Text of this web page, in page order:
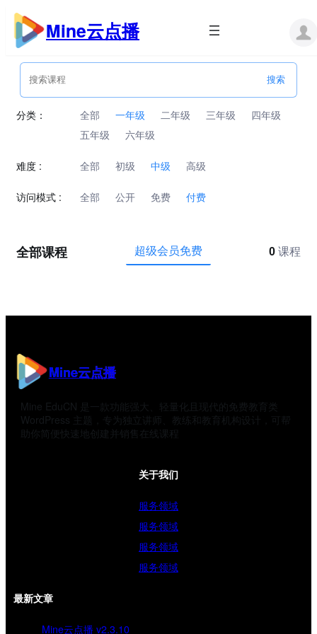
跳
内
Mine云点播
分类： 全部 一年级 二年级 三年级
四年级
五年级
六年级
难度 : 全部 初级 中级 高级
访问模式 : 全部 公开 免费 付费
全部课程 超级会员免费 0 课程
Mine云点播
Mine EduCN 是一款功能强大、轻量化且现代的免费教育类
WordPress 主题，专为独立讲师、教练和教育机构设计，可帮
助你简便快速地创建并销售在线课程
关于我们
服务领域
服务领域
服务领域
服务领域
最新文章
Mine云点播 v2.3.10